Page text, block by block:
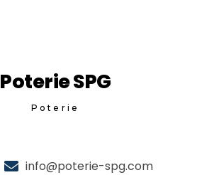
Poterie SPG
Poterie
info@poterie-spg.com